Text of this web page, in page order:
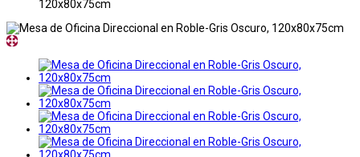
120x80x75cm